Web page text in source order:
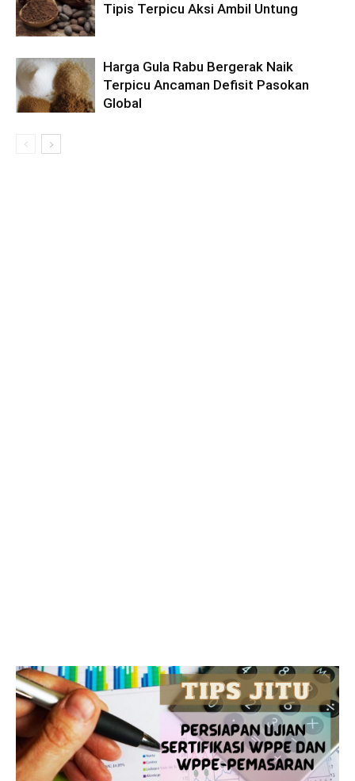
Tipis Terpicu Aksi Ambil Untung
Harga Gula Rabu Bergerak Naik
Terpicu Ancaman Defisit Pasokan
Global